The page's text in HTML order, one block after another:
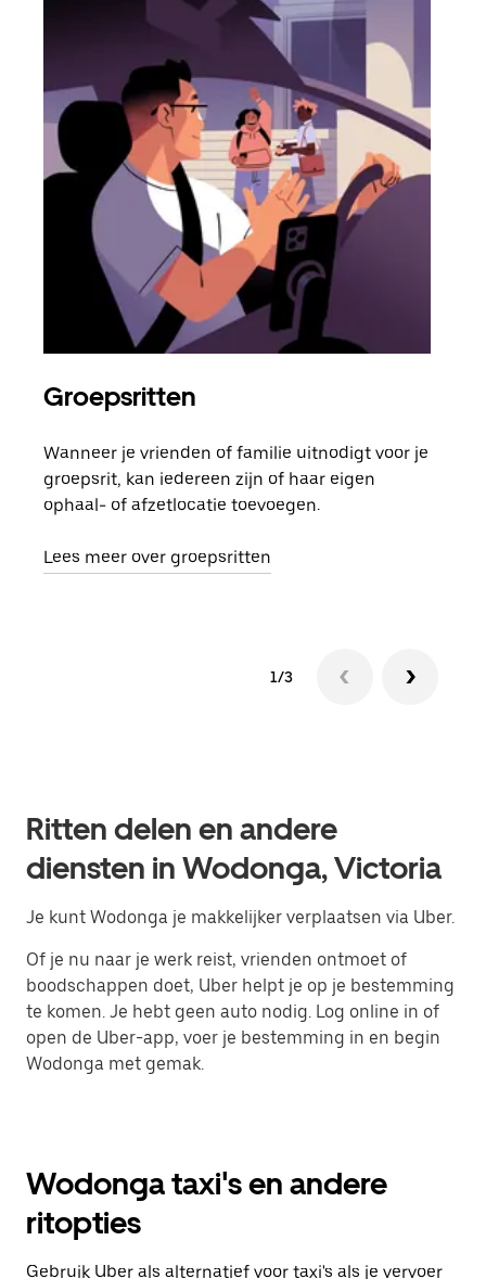
Groepsritten
Wanneer je vrienden of familie uitnodigt voor je
groepsrit, kan iedereen zijn of haar eigen
ophaal- of afzetlocatie toevoegen.
Lees meer over groepsritten
1/3
Ritten delen en andere
diensten in Wodonga, Victoria
Je kunt Wodonga je makkelijker verplaatsen via Uber.
Of je nu naar je werk reist, vrienden ontmoet of
boodschappen doet, Uber helpt je op je bestemming
te komen. Je hebt geen auto nodig. Log online in of
open de Uber-app, voer je bestemming in en begin
Wodonga met gemak.
Wodonga taxi's en andere
ritopties
Gebruik Uber als alternatief voor taxi's als je vervoer